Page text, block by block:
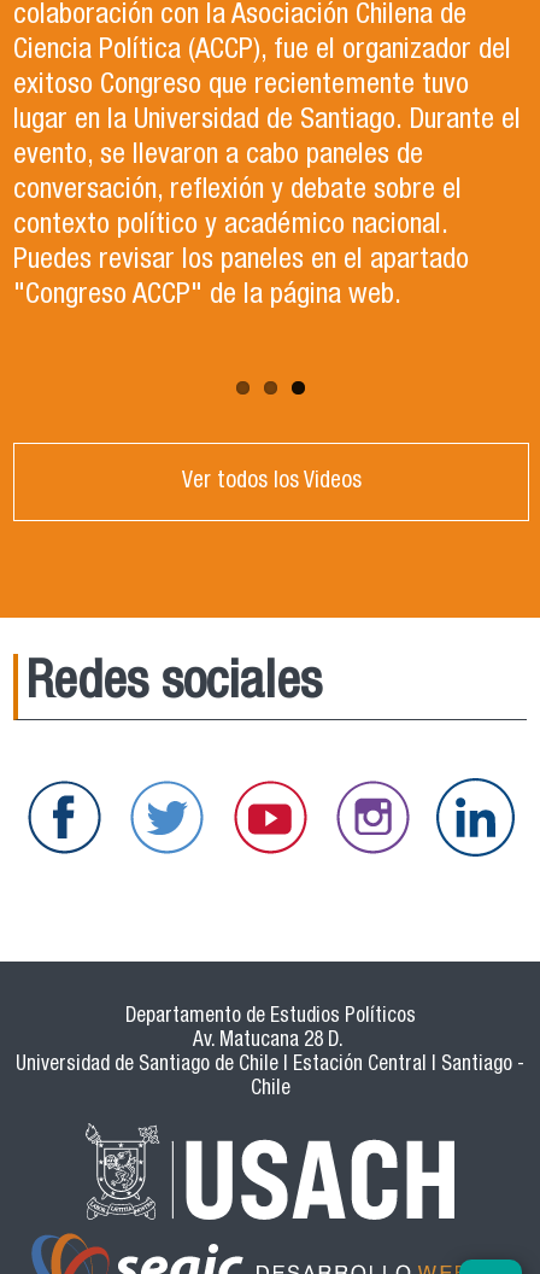
En el último episodio de Palabra FAHU,
programa desarrollado por la Facultad de
Humanidades y la Escuela de Periodismo de la
Universidad de Santiago para generar un
espacio de reflexión académica sobre temas
de la agenda actual, el Dr. Mauricio Olavarría,
Director del Departamento de Estudios
Políticos, analizó la crisis de seguridad que
enfrenta el país.
Internacionales de la Universidad de Santiago
en el año 2023. Actualmente, trabaja en lo que
ella describe como el trabajo de sus sueños
en la Organización de las Naciones Unidas para
la Alimentación y la Agricultura (FAO).
colaboración con la Asociación Chilena de
Ciencia Política (ACCP), fue el organizador del
exitoso Congreso que recientemente tuvo
lugar en la Universidad de Santiago. Durante el
evento, se llevaron a cabo paneles de
conversación, reflexión y debate sobre el
contexto político y académico nacional.
Puedes revisar los paneles en el apartado
"Congreso ACCP" de la página web.
Ver todos los Videos
Redes sociales
Departamento de Estudios Políticos
Av. Matucana 28 D.
Universidad de Santiago de Chile | Estación Central | Santiago -
Chile